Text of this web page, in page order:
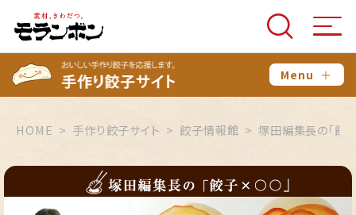
Menu ＋
HOME 手作り餃子サイト 餃子情報館 塚田編集長の「